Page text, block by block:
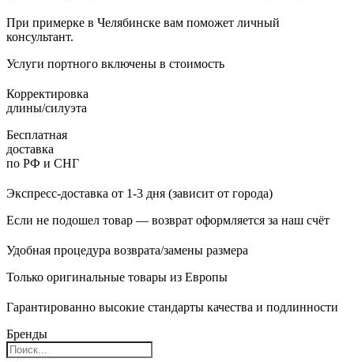
При примерке в Челябинске вам поможет личный
консультант.
Услуги портного включены в стоимость
Корректировка
длины/силуэта
Бесплатная
доставка
по РФ и СНГ
Экспресс-доставка от 1-3 дня (зависит от города)
Если не подошел товар — возврат оформляется за наш счёт
Удобная процедура возврата/замены размера
Только оригинальные товары из Европы
Гарантированно высокие стандарты качества и подлинности
Бренды